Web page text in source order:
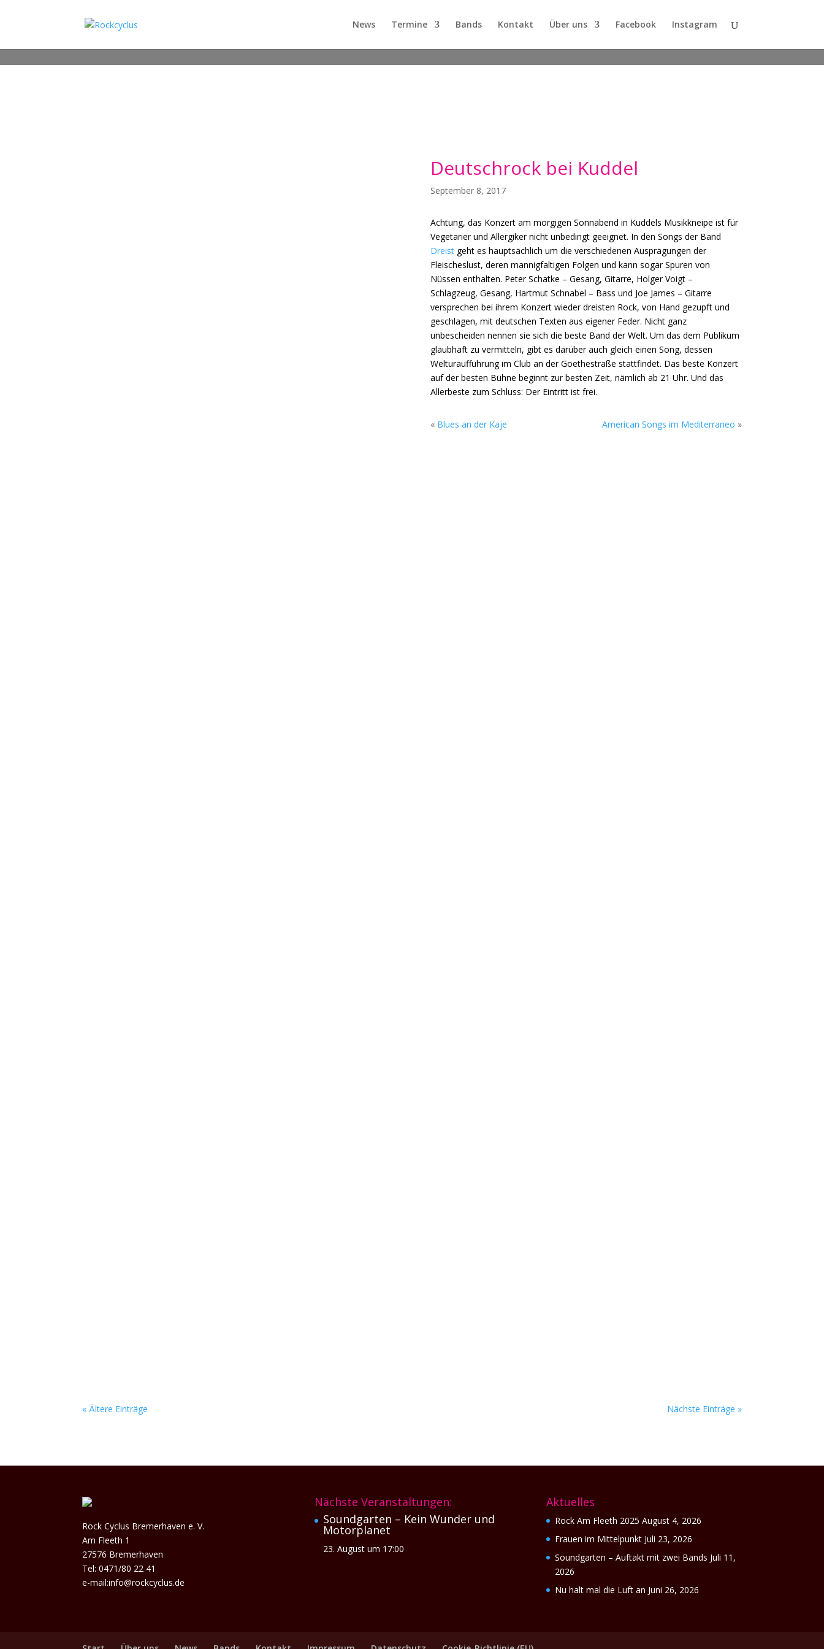
News Termine Bands Kontakt Über uns Facebook Instagram
Deutschrock bei Kuddel
September 8, 2017
Achtung, das Konzert am morgigen Sonnabend in Kuddels Musikkneipe ist für
Vegetarier und Allergiker nicht unbedingt geeignet. In den Songs der Band
Dreistgeht es hauptsächlich um die verschiedenen Ausprägungen der
Fleischeslust, deren mannigfaltigen Folgen und kann sogar Spuren von
Nüssen enthalten. Peter Schatke – Gesang, Gitarre, Holger Voigt –
Schlagzeug, Gesang, Hartmut Schnabel – Bass und Joe James – Gitarre
versprechen bei ihrem Konzert wieder dreisten Rock, von Hand gezupft und
geschlagen, mit deutschen Texten aus eigener Feder. Nicht ganz
unbescheiden nennen sie sich die beste Band der Welt. Um das dem Publikum
glaubhaft zu vermitteln, gibt es darüber auch gleich einen Song, dessen
Welturaufführung im Club an der Goethestraße stattfindet. Das beste Konzert
auf der besten Bühne beginnt zur besten Zeit, nämlich ab 21 Uhr. Und das
Allerbeste zum Schluss: Der Eintritt ist frei.
« Blues an der Kaje American Songs im Mediterraneo »
« Ältere Einträge Nächste Einträge »
Rock Cyclus Bremerhaven e. V.
Am Fleeth 1
27576 Bremerhaven
Tel: 0471/80 22 41
e-mail:info@rockcyclus.de
Nächste Veranstaltungen:
Soundgarten – Kein Wunder und
Motorplanet
23. August um 17:00
Aktuelles
Rock Am Fleeth 2025 August 4, 2026
Frauen im Mittelpunkt Juli 23, 2026
Soundgarten – Auftakt mit zwei Bands Juli 11,
2026
Nu halt mal die Luft an Juni 26, 2026